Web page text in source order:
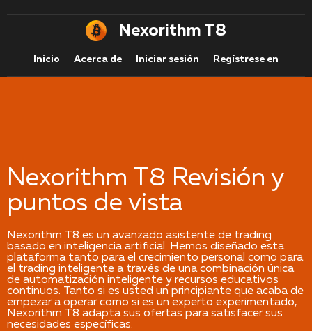
Nexorithm T8
Inicio Acerca de Iniciar sesión Regístrese en
Nexorithm T8 Revisión y
puntos de vista
Nexorithm T8 es un avanzado asistente de trading
basado en inteligencia artificial. Hemos diseñado esta
plataforma tanto para el crecimiento personal como para
el trading inteligente a través de una combinación única
de automatización inteligente y recursos educativos
continuos. Tanto si es usted un principiante que acaba de
empezar a operar como si es un experto experimentado,
Nexorithm T8 adapta sus ofertas para satisfacer sus
necesidades específicas.